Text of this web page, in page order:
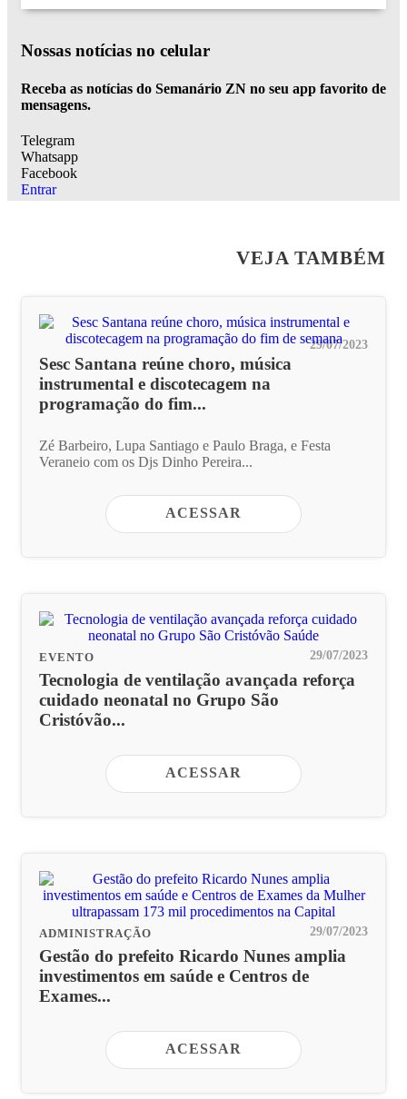
Nossas notícias no celular
Receba as notícias do Semanário ZN no seu app favorito de
mensagens.
Telegram
Whatsapp
Facebook
Entrar
VEJA TAMBÉM
29/07/2023
Sesc Santana reúne choro, música
instrumental e discotecagem na
programação do fim...
Zé Barbeiro, Lupa Santiago e Paulo Braga, e Festa
Veraneio com os Djs Dinho Pereira...
ACESSAR
EVENTO 29/07/2023
Tecnologia de ventilação avançada reforça
cuidado neonatal no Grupo São
Cristóvão...
ACESSAR
ADMINISTRAÇÃO 29/07/2023
Gestão do prefeito Ricardo Nunes amplia
investimentos em saúde e Centros de
Exames...
ACESSAR